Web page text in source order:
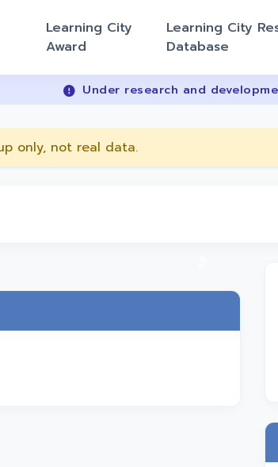
Learning City
Award
Learning City
Database
Under research and
only, not real data.